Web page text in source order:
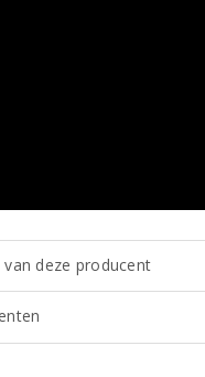
van deze producent